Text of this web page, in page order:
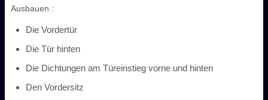
Ausbauen :
Die Vordertür
Die Tür hinten
Die Dichtungen am Türeinstieg vorne und hinten
Den Vordersitz